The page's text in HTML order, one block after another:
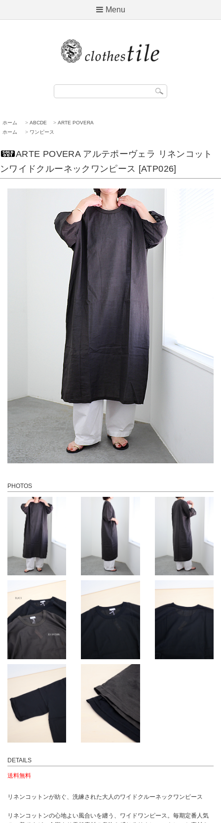
Menu
ホーム > ABCDE > ARTE POVERA
ホーム
> ワンピース
ARTE POVERA アルテポーヴェラ リネンコット
ンワイドクルーネックワンピース [ATP026]
PHOTOS
DETAILS
送料無料
リネンコットンが紡ぐ、洗練された大人のワイドクルーネックワンピース
リネンコットンの心地よい風合いを纏う、ワイドワンピース。毎期定番人気